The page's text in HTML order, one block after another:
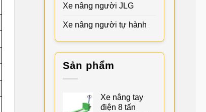
Xe nâng người JLG
Xe nâng người tự hành
Sản phẩm
Xe nâng tay
điện 8 tấn